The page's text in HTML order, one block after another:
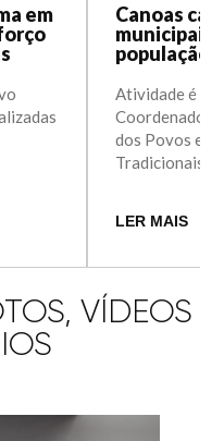
em
Canoas
municipais
população
Atividade é
dos Povos e
Tradicionais
LER MAIS
VÍDEOS